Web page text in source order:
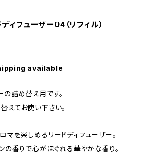
ィフューザー04（リフィル）
available
の詰め替え用です。
えてお使い下さい。
マを楽しめるリードディフューザー。
の香りで心がほぐれる華やかな香り。